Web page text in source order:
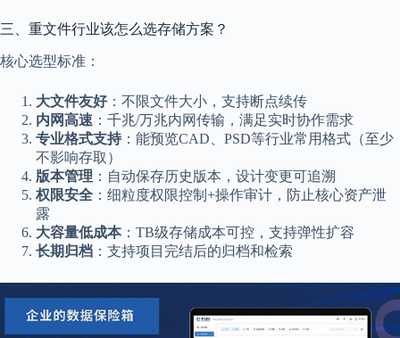
三、重文件行业该怎么选存储方案？
核心选型标准：
大文件友好：不限文件大小，支持断点续传
内网高速 ：千兆/万兆内网传输，满足实时协作需求
专业格式支持：能预览CAD、PSD等行业常用格式（至少
不影响存取）
版本管理 ：自动保存历史版本，设计变更可追溯
权限安全 ：细粒度权限控制+操作审计，防止核心资产泄
露
大容量低成本：TB级存储成本可控，支持弹性扩容
长期归档 ：支持项目完结后的归档和检索